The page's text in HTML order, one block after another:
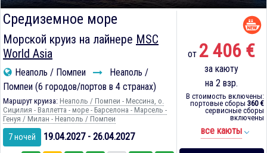
Средиземное море
Морской круиз на лайнере MSC
World Asia
Неаполь / Помпеи
Неаполь /
Помпеи (6 городов/портов в 4 странах)
Маршрут круиза: Неаполь / Помпеи - Мессина, о.
Сицилия - Валлетта - море - Барселона - Марсель -
Генуя / Милан - Неаполь / Помпеи
7 ночей 19.04.2027 - 26.04.2027
от 2 406 €
за каюту
на 2 взр.
В стоимость включены:
портовые сборы 360 €
сервисные сборы
включены
все каюты